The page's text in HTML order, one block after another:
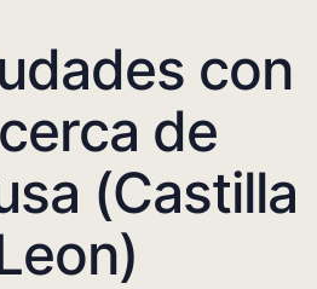
con
de
(Castilla